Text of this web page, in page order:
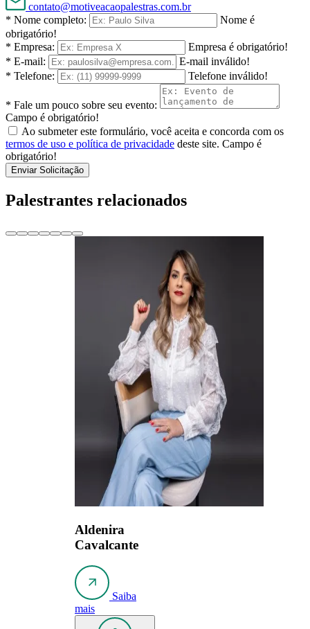
contato@motiveacaopalestras.com.br
* Nome completo:
Nome é
obrigatório!
* Empresa:
Empresa é obrigatório!
* E-mail:
E-mail inválido!
* Telefone:
Telefone inválido!
* Fale um pouco sobre seu evento:
Campo é obrigatório!
Ao submeter este formulário, você aceita e concorda com os
termos de uso e política de privacidade deste site. Campo é
obrigatório!
Enviar Solicitação
Palestrantes relacionados
Aldenira
Cavalcante
Saiba
mais